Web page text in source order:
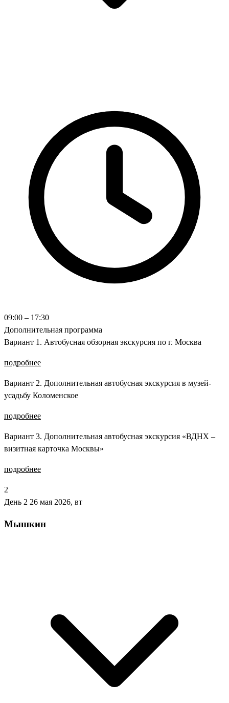
09:00 – 17:30
Дополнительная программа
Вариант 1. Автобусная обзорная экскурсия по г. Москва
подробнее
Вариант 2. Дополнительная автобусная экскурсия в музей-
усадьбу Коломенское
подробнее
Вариант 3. Дополнительная автобусная экскурсия «ВДНХ –
визитная карточка Москвы»
подробнее
2
День 2 26 мая 2026, вт
Мышкин